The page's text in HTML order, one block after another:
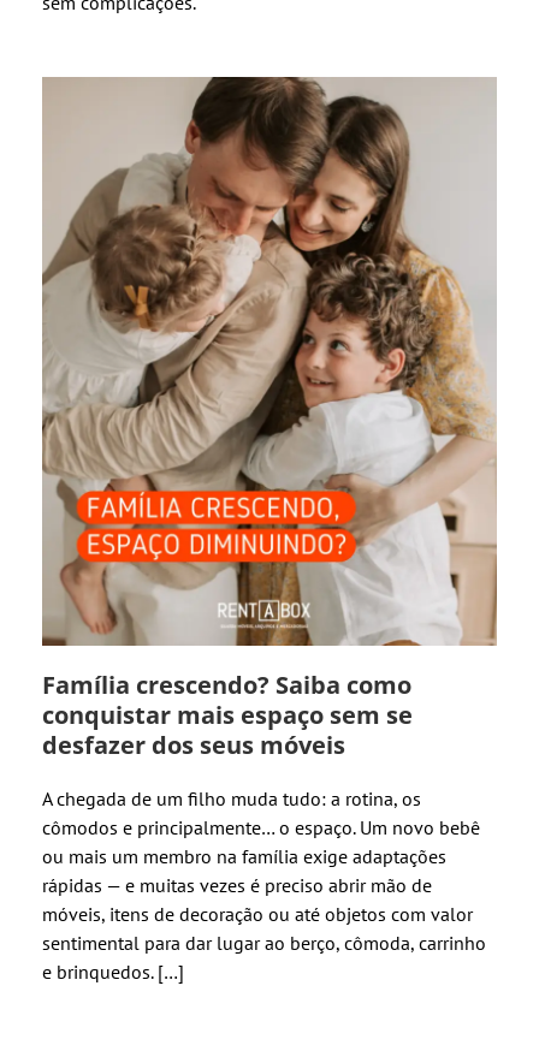
Família crescendo? Saiba como
conquistar mais espaço sem se
desfazer dos seus móveis
A chegada de um filho muda tudo: a rotina, os
cômodos e principalmente… o espaço. Um novo bebê
ou mais um membro na família exige adaptações
rápidas — e muitas vezes é preciso abrir mão de
móveis, itens de decoração ou até objetos com valor
sentimental para dar lugar ao berço, cômoda, carrinho
e brinquedos. […]